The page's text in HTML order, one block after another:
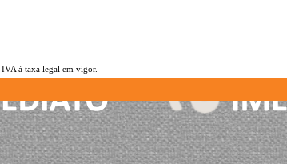
à taxa legal em vigor.